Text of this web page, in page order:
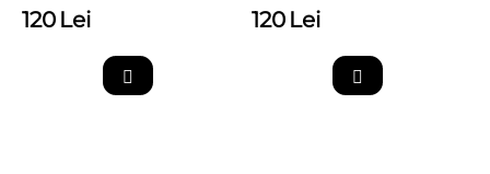
120 Lei 120 Lei